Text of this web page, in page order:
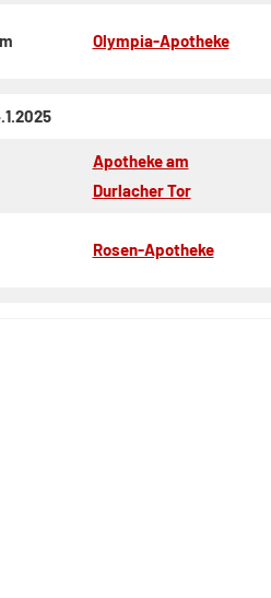
Olympia-Apotheke
Apotheke am
Durlacher Tor
Rosen-Apotheke